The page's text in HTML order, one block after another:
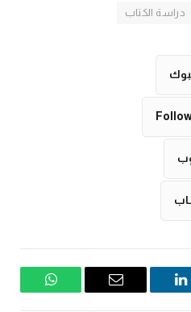
دراسة الكتاب
لينكدإن
البريد
واتساب